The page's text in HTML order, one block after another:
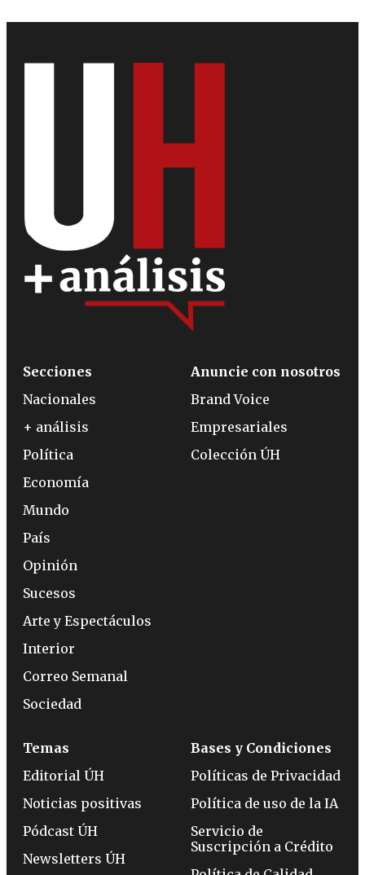
Secciones
Nacionales
+ análisis
Política
Economía
Mundo
País
Opinión
Sucesos
Arte y Espectáculos
Interior
Correo Semanal
Sociedad
Anuncie con nosotros
Brand Voice
Empresariales
Colección ÚH
Temas
Editorial ÚH
Noticias positivas
Pódcast ÚH
Newsletters ÚH
Bases y Condiciones
Políticas de Privacidad
Política de uso de la IA
Servicio de
Suscripción a Crédito